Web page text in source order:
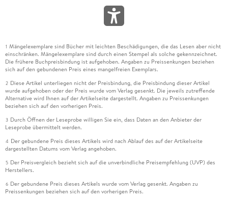
1 Mängelexemplare sind Bücher mit leichten Beschädigungen, die das Lesen aber nicht
einschränken. Mängelexemplare sind durch einen Stempel als solche gekennzeichnet.
Die frühere Buchpreisbindung ist aufgehoben. Angaben zu Preissenkungen beziehen
sich auf den gebundenen Preis eines mangelfreien Exemplars.
2 Diese Artikel unterliegen nicht der Preisbindung, die Preisbindung dieser Artikel
wurde aufgehoben oder der Preis wurde vom Verlag gesenkt. Die jeweils zutreffende
Alternative wird Ihnen auf der Artikelseite dargestellt. Angaben zu Preissenkungen
beziehen sich auf den vorherigen Preis.
3 Durch Öffnen der Leseprobe willigen Sie ein, dass Daten an den Anbieter der
Leseprobe übermittelt werden.
4 Der gebundene Preis dieses Artikels wird nach Ablauf des auf der Artikelseite
dargestellten Datums vom Verlag angehoben.
5 Der Preisvergleich bezieht sich auf die unverbindliche Preisempfehlung (UVP) des
Herstellers.
6 Der gebundene Preis dieses Artikels wurde vom Verlag gesenkt. Angaben zu
Preissenkungen beziehen sich auf den vorherigen Preis.